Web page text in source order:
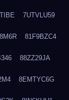
7UTVLU59
81F9BZC4
88ZZ29JA
8EMTYC6G